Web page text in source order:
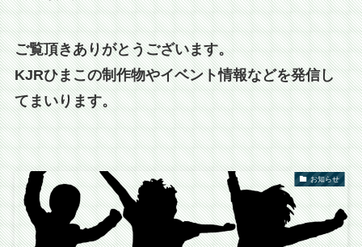
ご覧頂きありがとうございます。
KJRひまこの制作物やイベント情報などを発信し
てまいります。
お知らせ